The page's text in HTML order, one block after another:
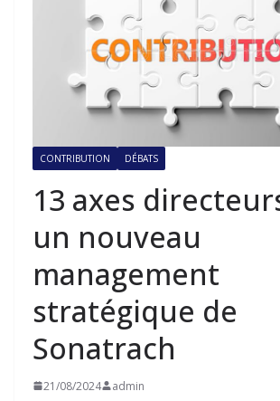
CONTRIBUTION DÉBATS
13 axes
un nouveau
management
stratégique de
Sonatrach
21/08/2024 admin